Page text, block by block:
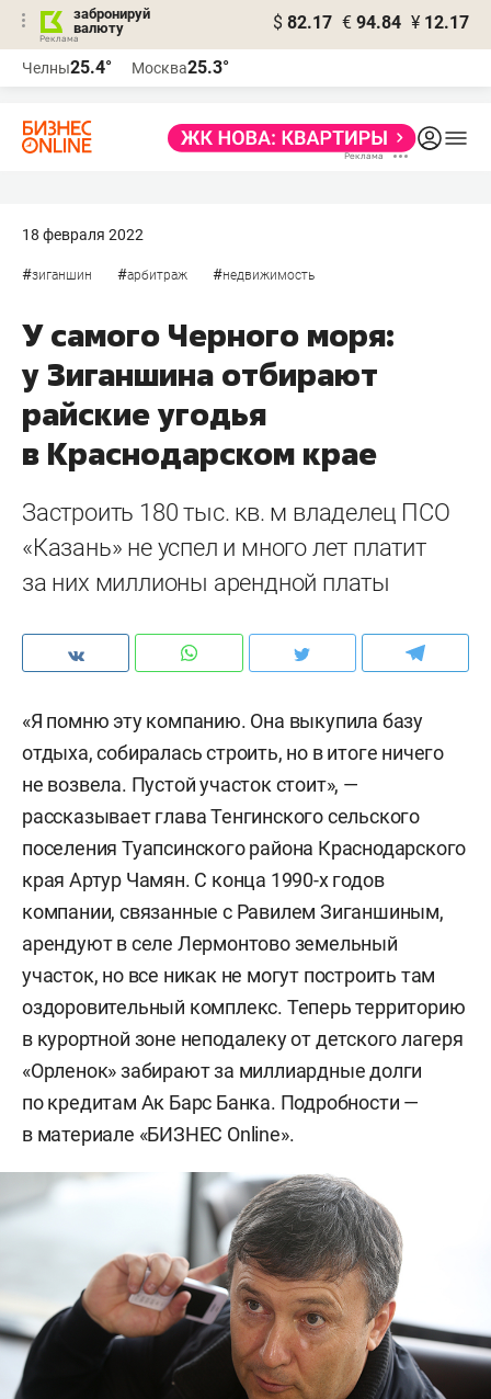
забронируй
валюту
$ 82.17 € 94.84 ¥ 12.17
Челны25.4° Москва25.3°
18 февраля 2022
#зиганшин #арбитраж #недвижимость
У самого Черного моря:
у Зиганшина отбирают
райские угодья
в Краснодарском крае
Застроить 180 тыс. кв. м владелец ПСО
«Казань» не успел и много лет платит
за них миллионы арендной платы
«Я помню эту компанию. Она выкупила базу
отдыха, собиралась строить, но в итоге ничего
не возвела. Пустой участок стоит», —
рассказывает глава Тенгинского сельского
поселения Туапсинского района Краснодарского
края Артур Чамян. С конца 1990-х годов
компании, связанные с Равилем Зиганшиным,
арендуют в селе Лермонтово земельный
участок, но все никак не могут построить там
оздоровительный комплекс. Теперь территорию
в курортной зоне неподалеку от детского лагеря
«Орленок» забирают за миллиардные долги
по кредитам Ак Барс Банка. Подробности —
в материале «БИЗНЕС Online».